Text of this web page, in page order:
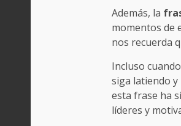
Además, la
momentos de
nos recuerda
Incluso
siga latiendo y
esta frase ha
líderes y